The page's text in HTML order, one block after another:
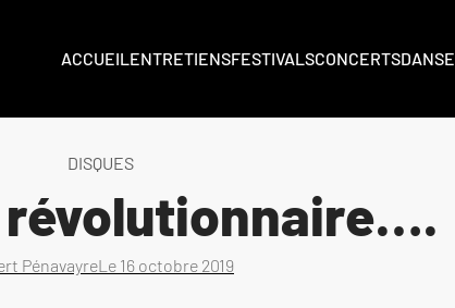
ACCUEILENTRETIENSFESTIVALSCONCERTSDANSE
DISQUES
révolutionnaire….
PénavayreLe 16 octobre 2019